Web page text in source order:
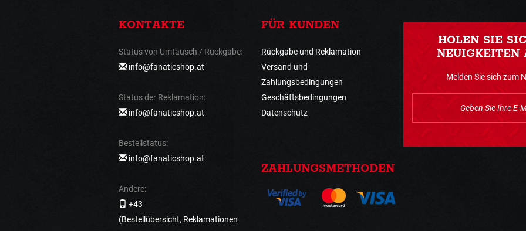
KONTAKTE
Status von Umtausch / Rückgabe:
info@fanaticshop.at
Status der Reklamation:
info@fanaticshop.at
Bestellstatus:
info@fanaticshop.at
Andere:
+43
(Bestellübersicht, Reklamationen
FÜR KUNDEN
Rückgabe und Reklamation
Versand und
Zahlungsbedingungen
Geschäftsbedingungen
Datenschutz
ZAHLUNGSMETHODEN
HOLEN SIE
NEUIGKEITEN
Melden Sie sich zum